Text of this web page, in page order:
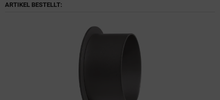
ARTIKEL BESTELLT: